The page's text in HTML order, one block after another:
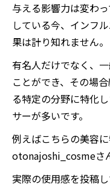
与える影響力は変わ
している今、インフ
果は計り知れません。
有名人だけでなく、
ことができ、その場
る特定の分野に特化
サーが多いです。
例えばこちらの美容
otonajoshi_cosmeさ
実際の使用感を投稿